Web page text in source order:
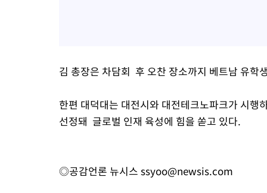
김 총장은 차담회 후 오찬 장소까지 베트남 유학
한편 대덕대는 대전시와 대전테크노파크가 시행
선정돼 글로벌 인재 육성에 힘을 쏟고 있다.
◎공감언론 뉴시스 ssyoo@newsis.com